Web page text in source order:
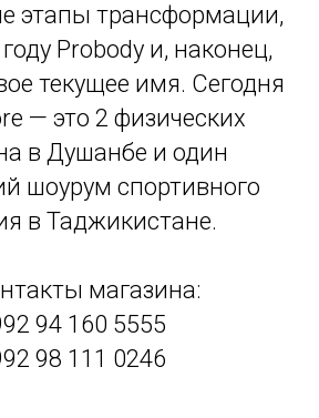
этапы трансформации,
Probody и, наконец,
текущее имя. Сегодня
— это 2 физических
в Душанбе и один
шоурум спортивного
в Таджикистане.
магазина:
94 160 5555
98 111 0246